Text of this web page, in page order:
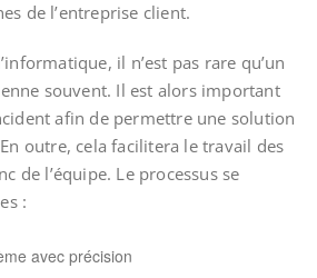
de l’entreprise client.
il n’est pas rare qu’un
souvent. Il est alors important
afin de permettre une solution
outre, cela facilitera le travail des
de l’équipe. Le processus se
:
avec précision